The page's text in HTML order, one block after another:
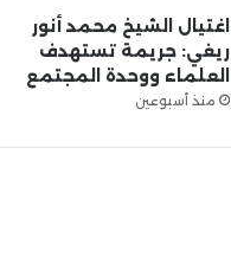
اغتيال الشيخ محمد أنور
ريغي: جريمة تستهدف
العلماء ووحدة المجتمع
منذ أسبوعين